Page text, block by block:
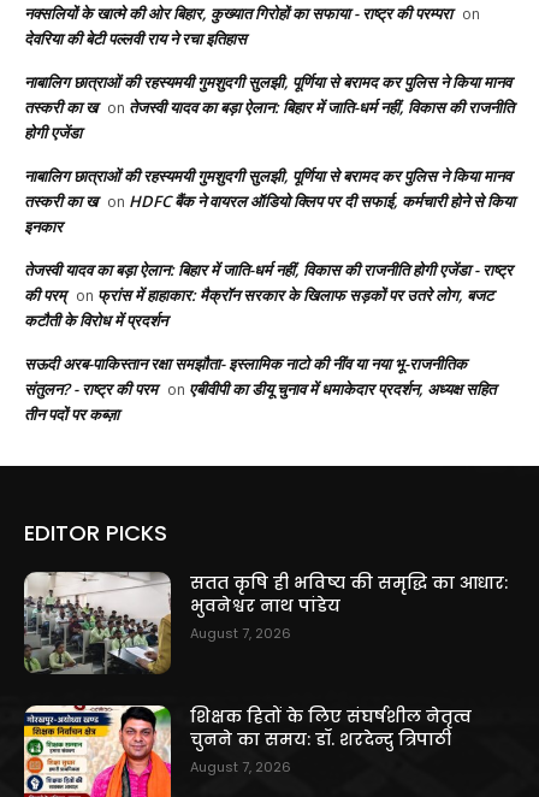
नक्सलियों के खात्मे की ओर बिहार, कुख्यात गिरोहों का सफाया - राष्ट्र की परम्परा on
देवरिया की बेटी पल्लवी राय ने रचा इतिहास
नाबालिग छात्राओं की रहस्यमयी गुमशुदगी सुलझी, पूर्णिया से बरामद कर पुलिस ने किया मानव
तस्करी का ख on तेजस्वी यादव का बड़ा ऐलान: बिहार में जाति-धर्म नहीं, विकास की राजनीति
होगी एजेंडा
नाबालिग छात्राओं की रहस्यमयी गुमशुदगी सुलझी, पूर्णिया से बरामद कर पुलिस ने किया मानव
तस्करी का ख on HDFC बैंक ने वायरल ऑडियो क्लिप पर दी सफाई, कर्मचारी होने से किया
इनकार
तेजस्वी यादव का बड़ा ऐलान: बिहार में जाति-धर्म नहीं, विकास की राजनीति होगी एजेंडा - राष्ट्र
की परम् on फ्रांस में हाहाकार: मैक्रॉन सरकार के खिलाफ सड़कों पर उतरे लोग, बजट
कटौती के विरोध में प्रदर्शन
सऊदी अरब-पाकिस्तान रक्षा समझौता- इस्लामिक नाटो की नींव या नया भू-राजनीतिक
संतुलन? - राष्ट्र की परम on एबीवीपी का डीयू चुनाव में धमाकेदार प्रदर्शन, अध्यक्ष सहित
तीन पदों पर कब्ज़ा
EDITOR PICKS
सतत कृषि ही भविष्य की समृद्धि का आधार:
भुवनेश्वर नाथ पांडेय
August 7, 2026
शिक्षक हितों के लिए संघर्षशील नेतृत्व
चुनने का समय: डॉ. शरदेन्दु त्रिपाठी
August 7, 2026